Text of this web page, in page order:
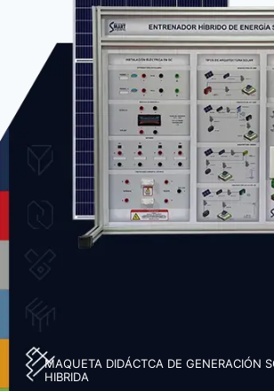
MAQUETA DIDÁCTCA DE GENERACIÓN
HIBRIDA